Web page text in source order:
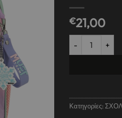
€21,00
ΤΣΑΝΤΑ
Κατηγορίες: